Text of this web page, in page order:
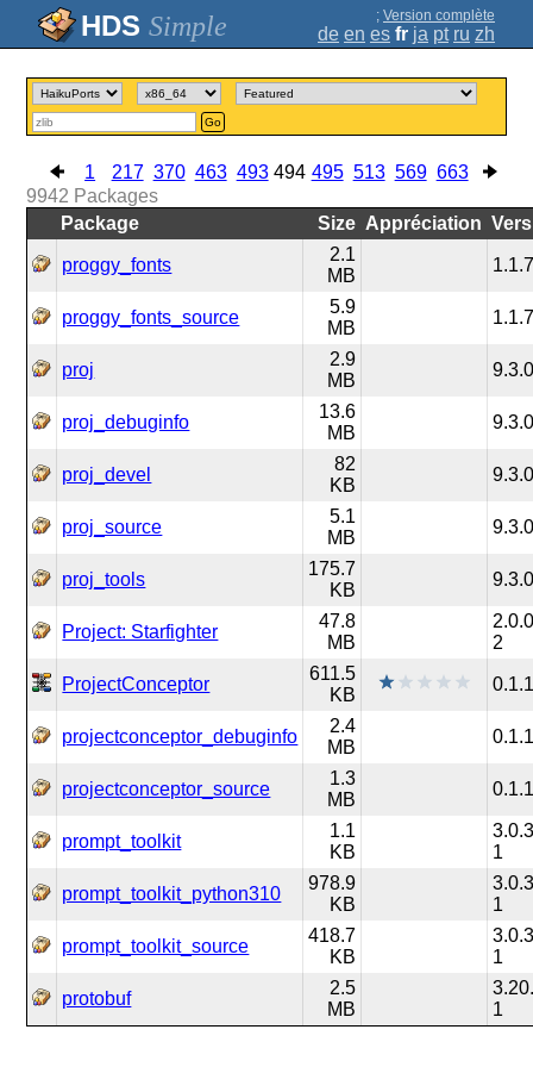
Simple ; Version complète
de en es fr ja pt ru zh
Go
1 217 370 463 493 494 495 513 569 663
9942 Packages
Package
Size Appréciation
proggy_fonts
2.1
MB
proggy_fonts_source
5.9
MB
proj
2.9
MB
proj_debuginfo
13.6
MB
proj_devel
82
KB
proj_source
5.1
MB
proj_tools
175.7
KB
Project: Starfighter
47.8
MB
2
ProjectConceptor
611.5
KB
projectconceptor_debuginfo
2.4
MB
projectconceptor_source
1.3
MB
prompt_toolkit
1.1
KB
1
prompt_toolkit_python310
978.9
KB
1
prompt_toolkit_source
418.7
KB
1
protobuf
2.5
MB
1